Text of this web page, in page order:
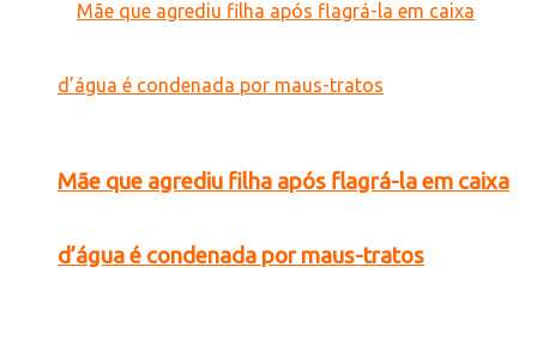
Mãe que agrediu filha após flagrá-la em caixa
d’água é condenada por maus-tratos